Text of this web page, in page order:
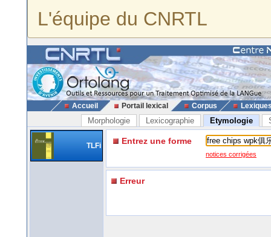
L'équipe du CNRTL
Accueil Portail lexical Corpus
Morphologie Lexicographie Etymologie
TLFi Entrez une forme
notices corrigées
Erreur